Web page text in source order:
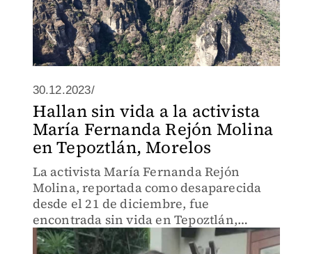
30.12.2023/
Hallan sin vida a la activista
María Fernanda Rejón Molina
en Tepoztlán, Morelos
La activista María Fernanda Rejón
Molina, reportada como desaparecida
desde el 21 de diciembre, fue
encontrada sin vida en Tepoztlán,
Morelos. Esto fue confirmado por